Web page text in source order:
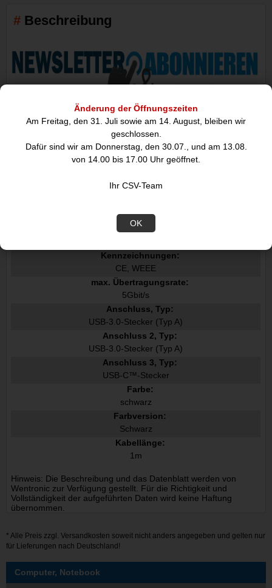
Änderung der Öffnungszeiten
Am Freitag, den 31. Juli sowie am 14. August, bleiben wir
geschlossen.
Dafür sind wir am Donnerstag, den 30.07., und am 13.08.
von 14.00 bis 17.00 Uhr geöffnet.
Ihr CSV-Team
OK
Beschreibung
1m USB 3.0-Kabel, Typ-A auf Typ-C Adapter stecker/ stecker
(5 Gbit/s/ 3A) goobay, schwarz
Kennzeichnungen:
CE, WEEE
max. Übertragungsrate:
5Gbit/s
Anschluss, Typ:
USB-3.0-Stecker (Typ A)
Anschluss 2, Typ:
USB-3.0-Stecker (Typ A)
Anschluss 3, Typ:
USB-C™-Stecker
Farbe:
schwarz
Farbversion:
Schwarz
Kabellänge:
1m
Hinweis: Die Beschreibung und das Datenblatt werden von
Wentronic zur Verfügung gestellt. Für die Richtigkeit und
Vollständigkeit der aufgeführten Daten wird keine Haftung
übernommen.
* Alle Preis zzgl. Versandkosten soweit nicht anders angegeben und gelten nur
für Lieferungen nach Deutschland!
Computer, Notebook